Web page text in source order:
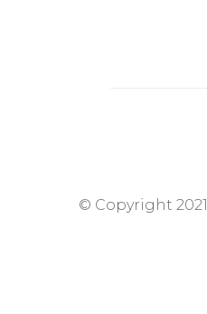
© Copyright 2021